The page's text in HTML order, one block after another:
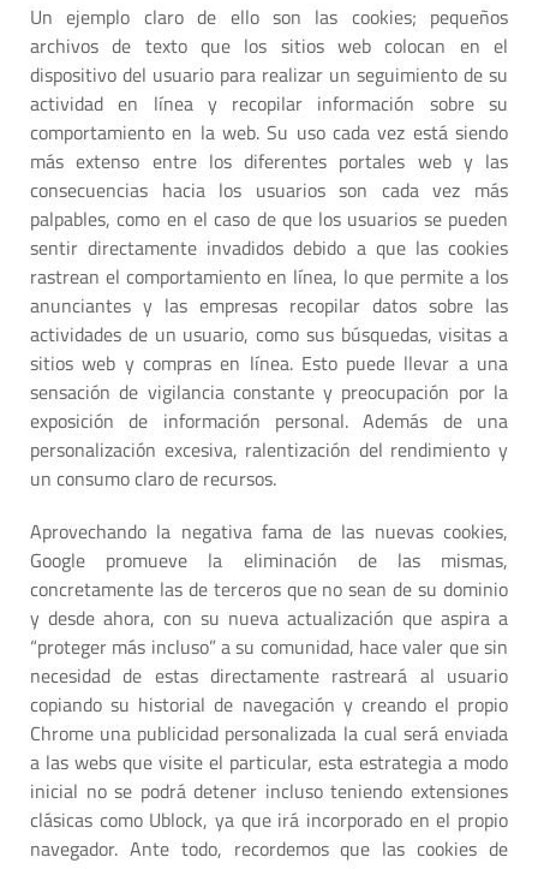
Un ejemplo claro de ello son las cookies; pequeños
archivos de texto que los sitios web colocan en el
dispositivo del usuario para realizar un seguimiento de su
actividad en línea y recopilar información sobre su
comportamiento en la web. Su uso cada vez está siendo
más extenso entre los diferentes portales web y las
consecuencias hacia los usuarios son cada vez más
palpables, como en el caso de que los usuarios se pueden
sentir directamente invadidos debido a que las cookies
rastrean el comportamiento en línea, lo que permite a los
anunciantes y las empresas recopilar datos sobre las
actividades de un usuario, como sus búsquedas, visitas a
sitios web y compras en línea. Esto puede llevar a una
sensación de vigilancia constante y preocupación por la
exposición de información personal. Además de una
personalización excesiva, ralentización del rendimiento y
un consumo claro de recursos.
Aprovechando la negativa fama de las nuevas cookies,
Google promueve la eliminación de las mismas,
concretamente las de terceros que no sean de su dominio
y desde ahora, con su nueva actualización que aspira a
“proteger más incluso” a su comunidad, hace valer que sin
necesidad de estas directamente rastreará al usuario
copiando su historial de navegación y creando el propio
Chrome una publicidad personalizada la cual será enviada
a las webs que visite el particular, esta estrategia a modo
inicial no se podrá detener incluso teniendo extensiones
clásicas como Ublock, ya que irá incorporado en el propio
navegador. Ante todo, recordemos que las cookies de